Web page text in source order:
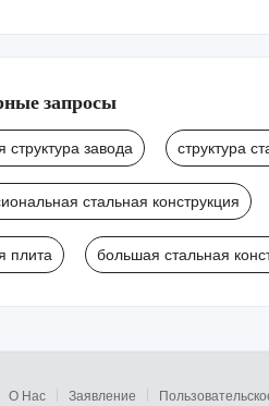
запросы
структура завода структура
стальная конструкция
плита большая стальная
О Нас Заявление